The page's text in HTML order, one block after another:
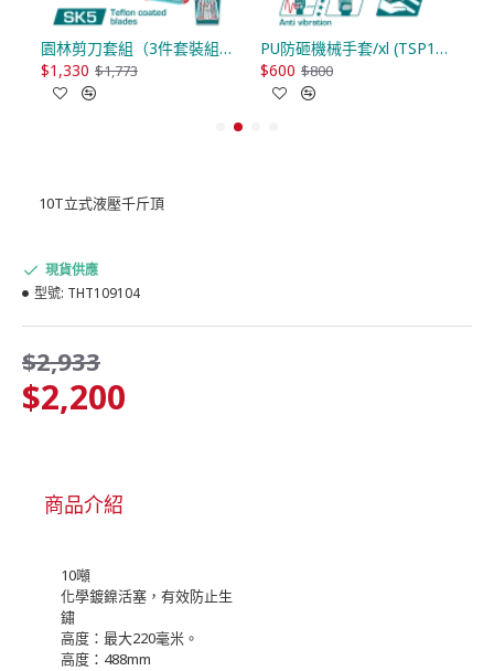
園林剪刀套組（3件套裝組）/3pcs (THT1576133)
$1,330 $1,773
PU防砸機械手套/xl (TSP1809-XL)
$600 $800
10T立式液壓千斤頂
$2,200
$2,933
現貨供應
型號: THT109104
商品介紹
10噸
化學鍍鎳活塞，有效防止生
鏽
高度：最大220毫米。
高度：488mm